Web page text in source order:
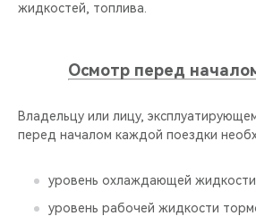
жидкостей, топлива.
Осмотр перед
Владельцу или лицу,
перед началом каждой поездки
уровень охлаждающей жидкости
уровень рабочей жидкости